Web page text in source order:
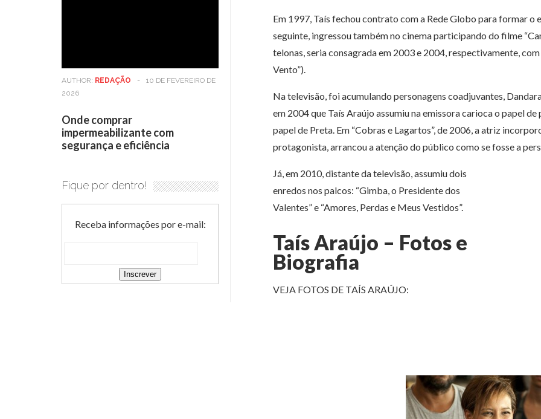
Em 1997, Taís fechou contrato com a Rede Globo para formar o
seguinte, ingressou também no cinema participando do filme
telonas, seria consagrada em 2003 e 2004, respectivamente,
Vento”).
Na televisão, foi acumulando personagens coadjuvantes,
em 2004 que Taís Araújo assumiu na emissora carioca o papel
papel de Preta. Em “Cobras e Lagartos”, de 2006, a atriz
protagonista, arrancou a atenção do público como se fosse a
Já, em 2010, distante da televisão, assumiu dois
enredos nos palcos: “Gimba, o Presidente dos
Valentes” e “Amores, Perdas e Meus Vestidos”.
Taís Araújo – Fotos e
Biografia
VEJA FOTOS DE TAÍS ARAÚJO:
AUTHOR: REDAÇÃO -
10 DE FEVEREIRO DE
2026
Onde comprar
impermeabilizante com
segurança e eficiência
Fique por dentro!
Receba informações por e-mail: